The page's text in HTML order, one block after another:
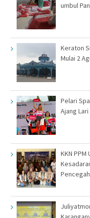
umbul
Keraton
Mulai 2
Pelari
Ajang
KKN